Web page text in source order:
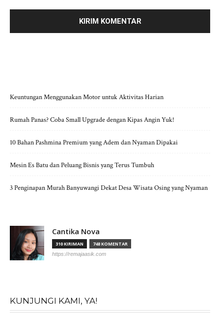
Keuntungan Menggunakan Motor untuk Aktivitas Harian
Rumah Panas? Coba Small Upgrade dengan Kipas Angin Yuk!
10 Bahan Pashmina Premium yang Adem dan Nyaman Dipakai
Mesin Es Batu dan Peluang Bisnis yang Terus Tumbuh
3 Penginapan Murah Banyuwangi Dekat Desa Wisata Osing yang Nyaman
Cantika Nova
310 KIRIMAN 748 KOMENTAR
https://remajaasik.com
KUNJUNGI KAMI, YA!